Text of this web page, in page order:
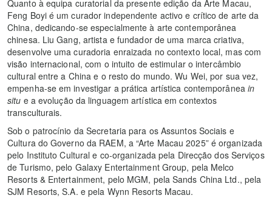
Quanto à equipa curatorial da presente edição da Arte Macau,
Feng Boyi é um curador independente activo e crítico de arte da
China, dedicando-se especialmente à arte contemporânea
chinesa. Liu Gang, artista e fundador de uma marca criativa,
desenvolve uma curadoria enraizada no contexto local, mas com
visão internacional, com o intuito de estimular o intercâmbio
cultural entre a China e o resto do mundo. Wu Wei, por sua vez,
empenha-se em investigar a prática artística contemporânea in
situ e a evolução da linguagem artística em contextos
transculturais.
Sob o patrocínio da Secretaria para os Assuntos Sociais e
Cultura do Governo da RAEM, a “Arte Macau 2025” é organizada
pelo Instituto Cultural e co-organizada pela Direcção dos Serviços
de Turismo, pelo Galaxy Entertainment Group, pela Melco
Resorts & Entertainment, pelo MGM, pela Sands China Ltd., pela
SJM Resorts, S.A. e pela Wynn Resorts Macau.